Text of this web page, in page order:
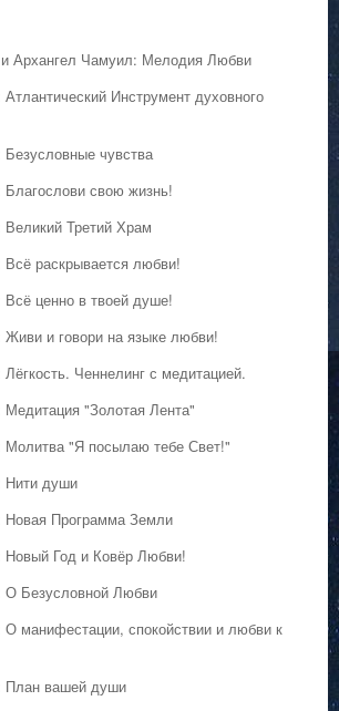
Архангел Чамуил: Мелодия Любви
Инструмент духовного
чувства
свою жизнь!
Третий Храм
раскрывается любви!
ценно в твоей душе!
и говори на языке любви!
Ченнелинг с медитацией.
"Золотая Лента"
"Я посылаю тебе Свет!"
Нити души
Программа Земли
Год и Ковёр Любви!
О Безусловной Любви
манифестации, спокойствии и любви к
План вашей души